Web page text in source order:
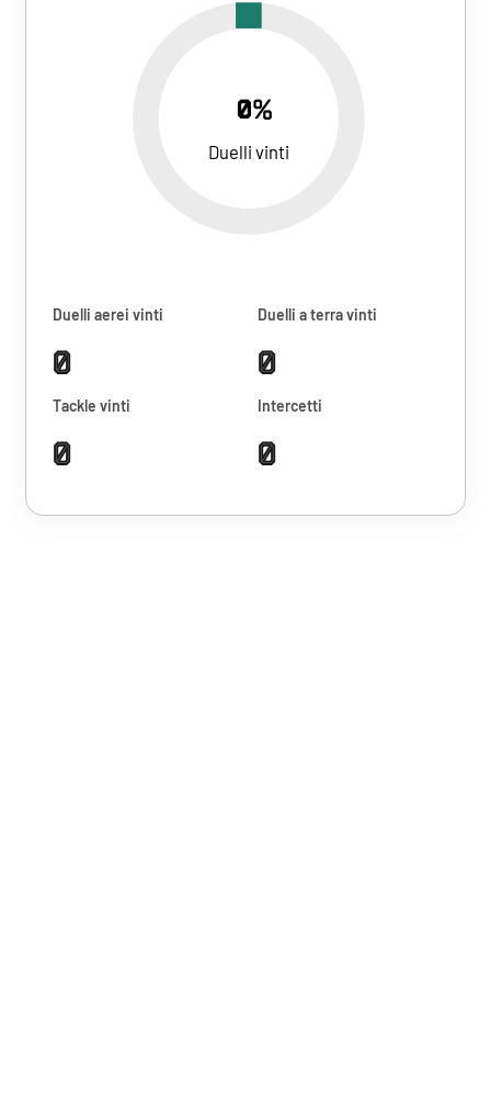
0%
Duelli vinti
Duelli aerei vinti
0
Duelli a terra vinti
0
Tackle vinti
0
Intercetti
0